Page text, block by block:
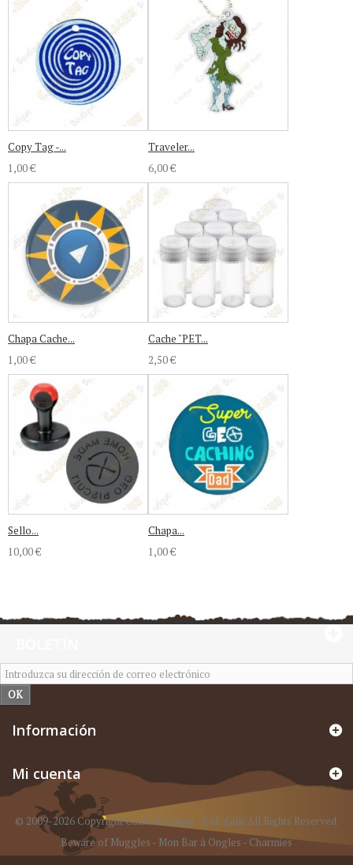
Copy Tag -...
1,00 €
Traveler...
6,00 €
Chapa Cache...
1,00 €
Cache "PET...
2,50 €
Sello...
10,00 €
Chapa...
1,00 €
OK
Información
Mi cuenta
© 2009-2026 Copyright CacheBoutique - SAS iGilli. All Rights Reserved.
Beware of Muggles - Mon Bar à Ongles - Charmies